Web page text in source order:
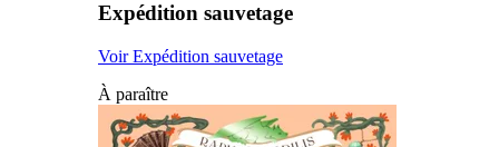
Expédition sauvetage
Voir Expédition sauvetage
À paraître